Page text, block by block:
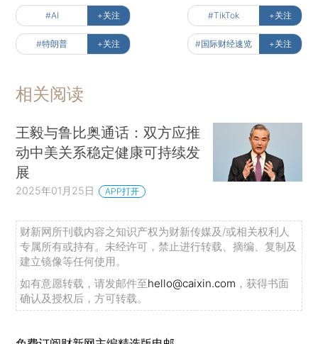
#AI +关注 #TikTok +关注
#特朗普 +关注 #国际财经速览 +关注
相关阅读
王毅与鲁比奥通话：双方应推
动中美关系稳定健康可持续发
展
2025年01月25日 APP打开
财新网所刊载内容之知识产权为财新传媒及/或相关权利人
专属所有或持有。未经许可，禁止进行转载、摘编、复制及
建立镜像等任何使用。
如有意愿转载，请发邮件至hello@caixin.com ，获得书面
确认及授权后，方可转载。